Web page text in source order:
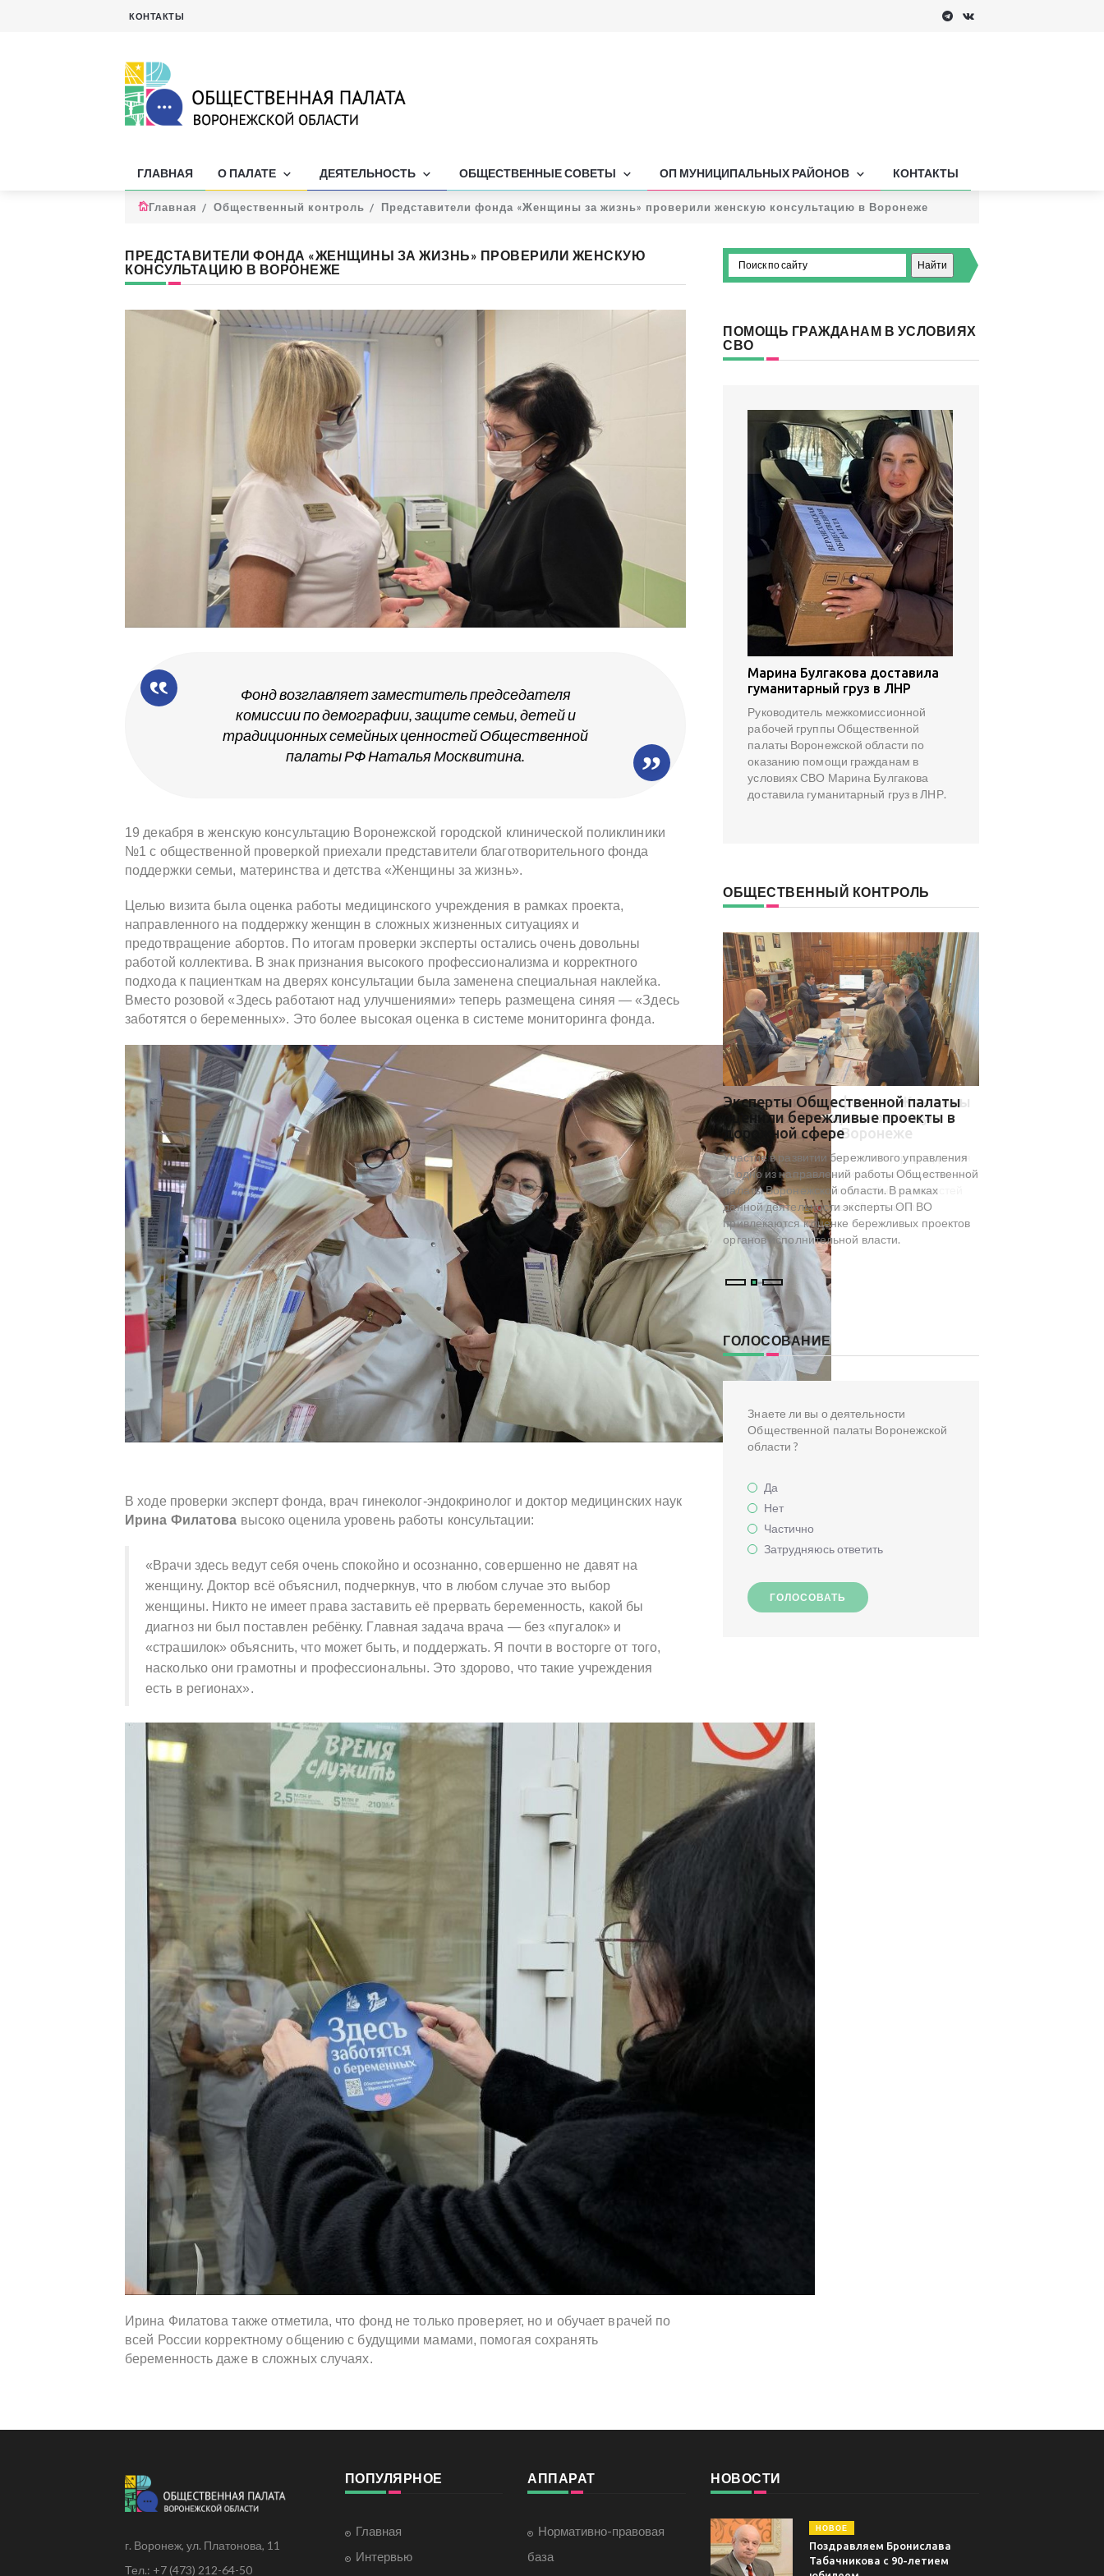
КОНТАКТЫ
ГЛАВНАЯ О ПАЛАТЕ ДЕЯТЕЛЬНОСТЬ ОБЩЕСТВЕННЫЕ СОВЕТЫ ОП МУНИЦИПАЛЬНЫХ РАЙОНОВ КОНТАКТЫ
Главная Общественный контроль Представители фонда «Женщины за жизнь» проверили женскую консультацию в Воронеже
ПРЕДСТАВИТЕЛИ ФОНДА «ЖЕНЩИНЫ ЗА ЖИЗНЬ» ПРОВЕРИЛИ ЖЕНСКУЮ
КОНСУЛЬТАЦИЮ В ВОРОНЕЖЕ
Фонд возглавляет заместитель председателя
комиссии по демографии, защите семьи, детей и
традиционных семейных ценностей Общественной
палаты РФ Наталья Москвитина.
19 декабря в женскую консультацию Воронежской городской клинической поликлиники
№1 с общественной проверкой приехали представители благотворительного фонда
поддержки семьи, материнства и детства «Женщины за жизнь».
Целью визита была оценка работы медицинского учреждения в рамках проекта,
направленного на поддержку женщин в сложных жизненных ситуациях и
предотвращение абортов. По итогам проверки эксперты остались очень довольны
работой коллектива. В знак признания высокого профессионализма и корректного
подхода к пациенткам на дверях консультации была заменена специальная наклейка.
Вместо розовой «Здесь работают над улучшениями» теперь размещена синяя — «Здесь
заботятся о беременных». Это более высокая оценка в системе мониторинга фонда.
В ходе проверки эксперт фонда, врач гинеколог-эндокринолог и доктор медицинских наук
Ирина Филатова высоко оценила уровень работы консультации:
«Врачи здесь ведут себя очень спокойно и осознанно, совершенно не давят на
женщину. Доктор всё объяснил, подчеркнув, что в любом случае это выбор
женщины. Никто не имеет права заставить её прервать беременность, какой бы
диагноз ни был поставлен ребёнку. Главная задача врача — без «пугалок» и
«страшилок» объяснить, что может быть, и поддержать. Я почти в восторге от того,
насколько они грамотны и профессиональны. Это здорово, что такие учреждения
есть в регионах».
Ирина Филатова также отметила, что фонд не только проверяет, но и обучает врачей по
всей России корректному общению с будущими мамами, помогая сохранять
беременность даже в сложных случаях.
ПОМОЩЬ ГРАЖДАНАМ В УСЛОВИЯХ
СВО
Марина Булгакова доставила
гуманитарный груз в ЛНР
Руководитель межкомиссионной
рабочей группы Общественной
палаты Воронежской области по
оказанию помощи гражданам в
условиях СВО Марина Булгакова
доставила гуманитарный груз в ЛНР.
ОБЩЕСТВЕННЫЙ КОНТРОЛЬ
Представители фонда «Женщины
за жизнь» проверили женскую
консультацию в Воронеже
Фонд возглавляет заместитель председателя
комиссии по демографии, защите семьи,
детей и традиционных семейных ценностей
Общественной палаты РФ Наталья
Москвитина.
Эксперты Общественной палаты
оценили бережливые проекты в
дорожной сфере
Участие в развитии бережливого управления
— одно из направлений работы Общественной
палаты Воронежской области. В рамках
данной деятельности эксперты ОП ВО
привлекаются к оценке бережливых проектов
органов исполнительной власти.
ГОЛОСОВАНИЕ
Знаете ли вы о деятельности
Общественной палаты Воронежской
области ?
Да
Нет
Частично
Затрудняюсь ответить
ГОЛОСОВАТЬ
г. Воронеж, ул. Платонова, 11
Тел.: +7 (473) 212-64-50
ПОПУЛЯРНОЕ
Главная
Интервью
АППАРАТ
Нормативно-правовая
база
НОВОСТИ
НОВОЕ
Поздравляем Бронислава
Табачникова с 90-летием